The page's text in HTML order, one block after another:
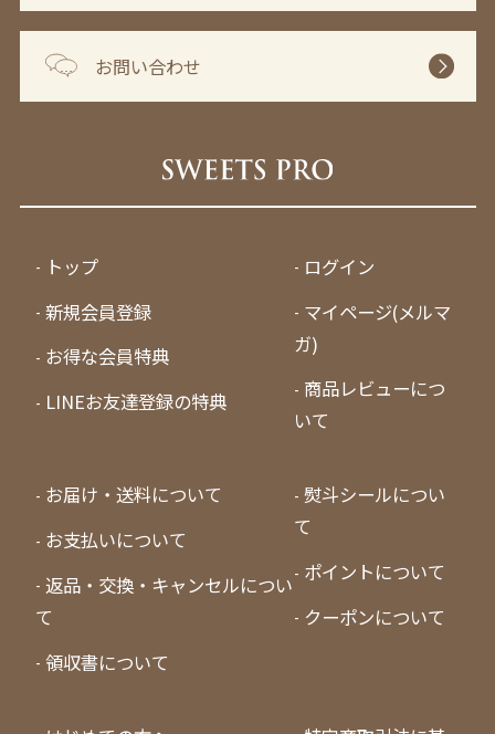
お問い合わせ
トップ
新規会員登録
お得な会員特典
LINEお友達登録の特典
ログイン
マイページ(メルマ
ガ)
商品レビューにつ
いて
お届け・送料について
お支払いについて
返品・交換・キャンセルについ
て
領収書について
熨斗シールについ
て
ポイントについて
クーポンについて